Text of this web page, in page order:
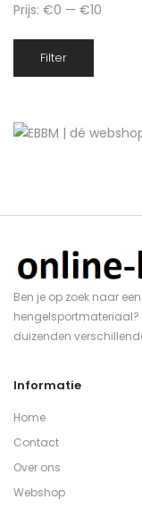
Filter
Prijs: €0 — €10
Ben je op zoek naar
hengelsportmateriaal?
duizenden
Informatie
Home
Contact
Over ons
Webshop